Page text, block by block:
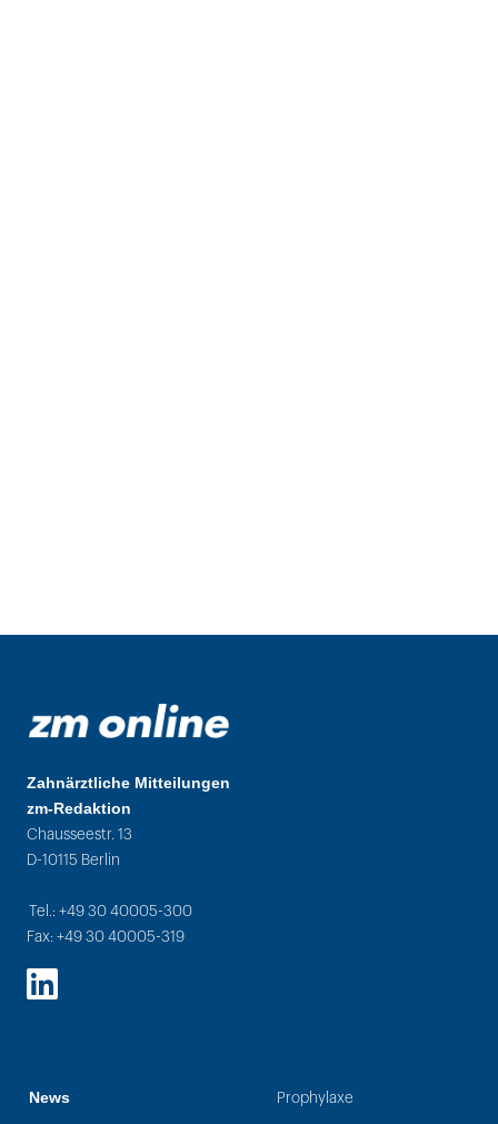
Zahnärztliche Mitteilungen
zm-Redaktion
Chausseestr. 13
D-10115 Berlin
Tel.: +49 30 40005-300
Fax: +49 30 40005-319
LinkedIn
News Prophylaxe